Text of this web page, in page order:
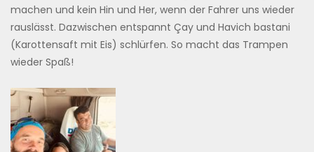
machen und kein Hin und Her, wenn der Fahrer uns wieder
rauslässt. Dazwischen entspannt Çay und Havich bastani
(Karottensaft mit Eis) schlürfen. So macht das Trampen
wieder Spaß!